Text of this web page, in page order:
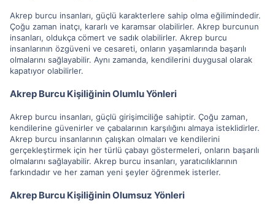
Akrep burcu insanları, güçlü karakterlere sahip olma eğilimindedir.
Çoğu zaman inatçı, kararlı ve karamsar olabilirler. Akrep burcunun
insanları, oldukça cömert ve sadık olabilirler. Akrep burcu
insanlarının özgüveni ve cesareti, onların yaşamlarında başarılı
olmalarını sağlayabilir. Aynı zamanda, kendilerini duygusal olarak
kapatıyor olabilirler.
Akrep Burcu Kişiliğinin Olumlu Yönleri
Akrep burcu insanları, güçlü girişimciliğe sahiptir. Çoğu zaman,
kendilerine güvenirler ve çabalarının karşılığını almaya isteklidirler.
Akrep burcu insanlarının çalışkan olmaları ve kendilerini
gerçekleştirmek için her türlü çabayı göstermeleri, onların başarılı
olmalarını sağlayabilir. Akrep burcu insanları, yaratıcılıklarının
farkındadır ve her zaman yeni şeyler öğrenmek isterler.
Akrep Burcu Kişiliğinin Olumsuz Yönleri